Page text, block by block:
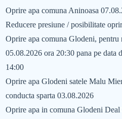
Oprire apa comuna Aninoasa
Reducere presiune / posibilitate
Oprire apa comuna Glodeni, pentru
05.08.2026 ora 20:30 pana pe data
14:00
Oprire apa Glodeni satele Malu
conducta sparta 03.08.2026
Oprire apa in comuna Glodeni Deal